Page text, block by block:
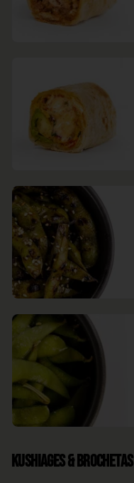
Kushiages & Brochetas